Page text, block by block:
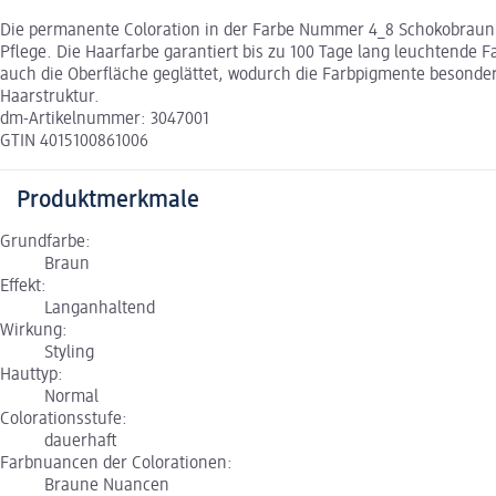
Die permanente Coloration in der Farbe Nummer 4_8
Pflege. Die Haarfarbe garantiert bis zu 100 Tage lang leuchtende
auch die Oberfläche geglättet, wodurch die Farbpigmente
Haarstruktur.
dm-Artikelnummer: 3047001
GTIN 4015100861006
Produktmerkmale
Grundfarbe:
Braun
Effekt:
Langanhaltend
Wirkung:
Styling
Hauttyp:
Normal
Colorationsstufe:
dauerhaft
Farbnuancen der Colorationen:
Braune Nuancen